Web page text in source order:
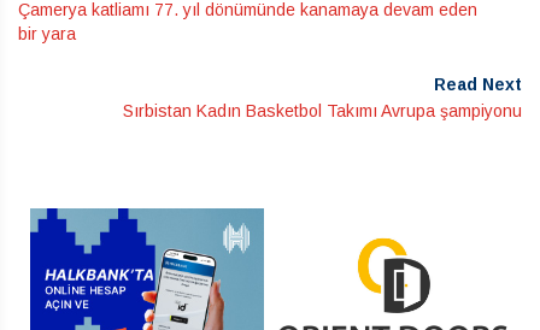
Çamerya katliamı 77. yıl dönümünde kanamaya devam eden
bir yara
Read Next
Sırbistan Kadın Basketbol Takımı Avrupa şampiyonu